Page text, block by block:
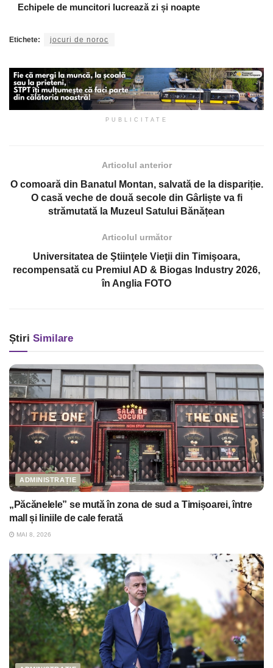
Echipele de muncitori lucrează zi și noapte
Etichete: jocuri de noroc
PUBLICITATE
Articolul anterior
O comoară din Banatul Montan, salvată de la dispariție.
O casă veche de două secole din Gârliște va fi
strămutată la Muzeul Satului Bănățean
Articolul următor
Universitatea de Ştiinţele Vieţii din Timişoara,
recompensată cu Premiul AD & Biogas Industry 2026,
în Anglia FOTO
Știri Similare
ADMINISTRAȚIE
„Păcănelele” se mută în zona de sud a Timișoarei, între
mall și liniile de cale ferată
MAI 8, 2026